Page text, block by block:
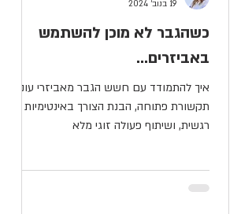
כשהגבר לא מוכן להשתמש
באביזרים...
איך להתמודד עם חשש הגבר מאביזרי עונג?
תקשורת פתוחה, הבנת הצורך באינטימיות
רגשית, ושיתוף פעולה זוגי מלא
19 בנוב׳ 2024